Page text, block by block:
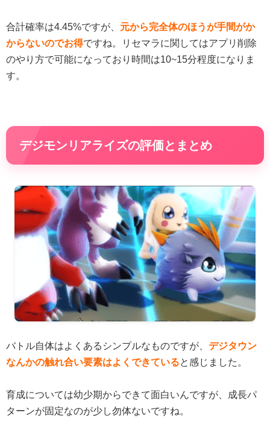
合計確率は4.45%ですが、 元から完全体のほうが手間がか
からないのでお得ですね。リセマラに関してはアプリ削除
のやり方で可能になっており時間は10~15分程度になりま
す。
デジモンリアライズの評価とまとめ
バトル自体はよくあるシンプルなものですが、 デジタウン
なんかの触れ合い要素はよくできていると感じました。
育成については幼少期からできて面白いんですが、成長パ
ターンが固定なのが少し勿体ないですね。